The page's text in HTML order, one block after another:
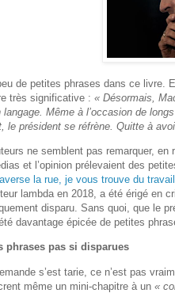
de petites phrases dans ce livre.
très significative : « Désormais,
langage. Même à l’occasion de
le président se réfrène. Quitte à
ne semblent pas remarquer, en
et l’opinion prélevaient des
la rue, je vous trouve du
lambda en 2018, a été érigé en
disparu. Sans quoi, que le
davantage épicée de petites
phrases pas si disparues
s’est tarie, ce n’est pas
même un mini-chapitre à un «